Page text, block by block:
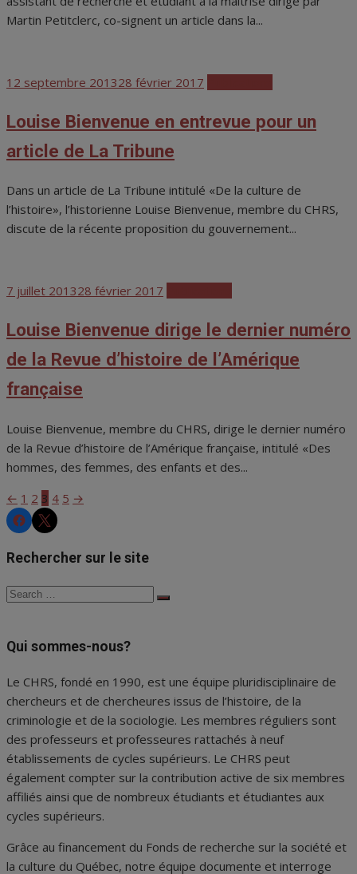
Martin Petitclerc, co-signent un article dans la...
Posted
12 septembre 201328 février 2017
Louise Bienvenue en entrevue pour un
article de La Tribune
Dans un article de La Tribune intitulé «De la culture de
l’histoire», l’historienne Louise Bienvenue, membre du CHRS,
discute de la récente proposition du gouvernement...
Posted
7 juillet 201328 février 2017
Louise Bienvenue dirige le dernier numéro
de la Revue d’histoire de l’Amérique
française
Louise Bienvenue, membre du CHRS, dirige le dernier numéro
de la Revue d’histoire de l’Amérique française, intitulé «Des
hommes, des femmes, des enfants et des...
Pagination
des
publications
← 1 2 3 4 5 →
CHRSCHRS
Rechercher sur le site
Search
Search
Qui sommes-nous?
Le CHRS, fondé en 1990, est une équipe pluridisciplinaire de
chercheurs et de chercheures issus de l’histoire, de la
criminologie et de la sociologie. Les membres réguliers sont
des professeurs et professeures rattachés à neuf
établissements de cycles supérieurs. Le CHRS peut
également compter sur la contribution active de six membres
affiliés ainsi que de nombreux étudiants et étudiantes aux
cycles supérieurs.
Grâce au financement du Fonds de recherche sur la société et
la culture du Québec, notre équipe documente et interroge